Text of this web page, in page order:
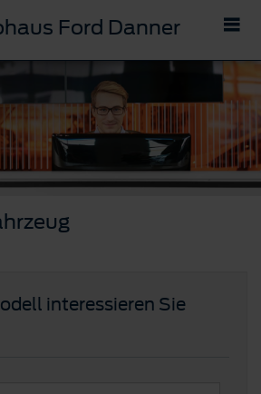
Ford Danner
interessieren Sie